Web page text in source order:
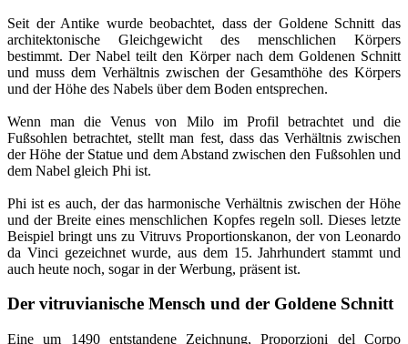
Seit der Antike wurde beobachtet, dass der Goldene Schnitt das
architektonische Gleichgewicht des menschlichen Körpers
bestimmt. Der Nabel teilt den Körper nach dem Goldenen Schnitt
und muss dem Verhältnis zwischen der Gesamthöhe des Körpers
und der Höhe des Nabels über dem Boden entsprechen.
Wenn man die Venus von Milo im Profil betrachtet und die
Fußsohlen betrachtet, stellt man fest, dass das Verhältnis zwischen
der Höhe der Statue und dem Abstand zwischen den Fußsohlen und
dem Nabel gleich Phi ist.
Phi ist es auch, der das harmonische Verhältnis zwischen der Höhe
und der Breite eines menschlichen Kopfes regeln soll. Dieses letzte
Beispiel bringt uns zu Vitruvs Proportionskanon, der von Leonardo
da Vinci gezeichnet wurde, aus dem 15. Jahrhundert stammt und
auch heute noch, sogar in der Werbung, präsent ist.
Der vitruvianische Mensch und der Goldene Schnitt
Eine um 1490 entstandene Zeichnung, Proporzioni del Corpo